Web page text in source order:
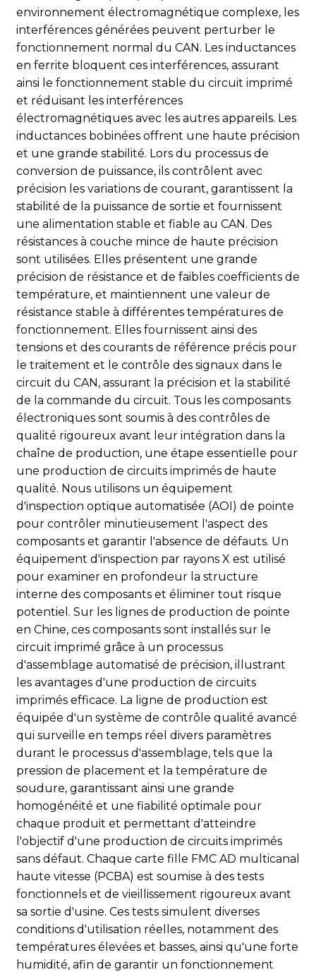
environnement électromagnétique complexe, les
interférences générées peuvent perturber le
fonctionnement normal du CAN. Les inductances
en ferrite bloquent ces interférences, assurant
ainsi le fonctionnement stable du circuit imprimé
et réduisant les interférences
électromagnétiques avec les autres appareils. Les
inductances bobinées offrent une haute précision
et une grande stabilité. Lors du processus de
conversion de puissance, ils contrôlent avec
précision les variations de courant, garantissent la
stabilité de la puissance de sortie et fournissent
une alimentation stable et fiable au CAN. Des
résistances à couche mince de haute précision
sont utilisées. Elles présentent une grande
précision de résistance et de faibles coefficients de
température, et maintiennent une valeur de
résistance stable à différentes températures de
fonctionnement. Elles fournissent ainsi des
tensions et des courants de référence précis pour
le traitement et le contrôle des signaux dans le
circuit du CAN, assurant la précision et la stabilité
de la commande du circuit. Tous les composants
électroniques sont soumis à des contrôles de
qualité rigoureux avant leur intégration dans la
chaîne de production, une étape essentielle pour
une production de circuits imprimés de haute
qualité. Nous utilisons un équipement
d'inspection optique automatisée (AOI) de pointe
pour contrôler minutieusement l'aspect des
composants et garantir l'absence de défauts. Un
équipement d'inspection par rayons X est utilisé
pour examiner en profondeur la structure
interne des composants et éliminer tout risque
potentiel. Sur les lignes de production de pointe
en Chine, ces composants sont installés sur le
circuit imprimé grâce à un processus
d'assemblage automatisé de précision, illustrant
les avantages d'une production de circuits
imprimés efficace. La ligne de production est
équipée d'un système de contrôle qualité avancé
qui surveille en temps réel divers paramètres
durant le processus d'assemblage, tels que la
pression de placement et la température de
soudure, garantissant ainsi une grande
homogénéité et une fiabilité optimale pour
chaque produit et permettant d'atteindre
l'objectif d'une production de circuits imprimés
sans défaut. Chaque carte fille FMC AD multicanal
haute vitesse (PCBA) est soumise à des tests
fonctionnels et de vieillissement rigoureux avant
sa sortie d'usine. Ces tests simulent diverses
conditions d'utilisation réelles, notamment des
températures élevées et basses, ainsi qu'une forte
humidité, afin de garantir un fonctionnement
différents modes de fonctionnement. Tout en répondant
aux exigences d'acquisition de données à haute vitesse,
elle minimise sa propre consommation énergétique,
améliore l'efficacité énergétique, réduit les coûts
d'exploitation à long terme et s'inscrit dans la tendance
actuelle des économies d'énergie.
Service de personnalisation flexible : Création de
solutions d’acquisition de données exclusives
Nous disposons d'une équipe R&D professionnelle capable
de concevoir des solutions sur mesure répondant aux
besoins variés de nos clients. Qu'il s'agisse de paramètres
techniques tels que le nombre de canaux, la fréquence
d'échantillonnage et la résolution, ou d'aspects comme la
taille du module et le type d'interface, nous pouvons
adapter les solutions PCBA de cartes filles AD FMC
multicanaux haute vitesse les plus pertinentes aux
scénarios d'application et aux caractéristiques techniques,
afin de satisfaire les exigences spécifiques de chaque
projet et client.